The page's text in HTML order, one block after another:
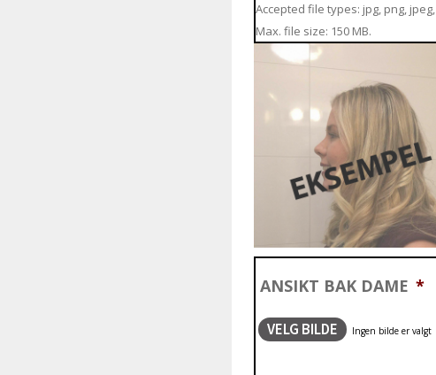
Accepted file types: jpg, png, jpeg,
Max. file size: 150 MB.
ANSIKT BAK DAME *
VELG BILDE